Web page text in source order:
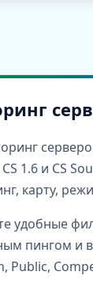
CS 1.6 и
карту,
удобные
пингом и
Public,